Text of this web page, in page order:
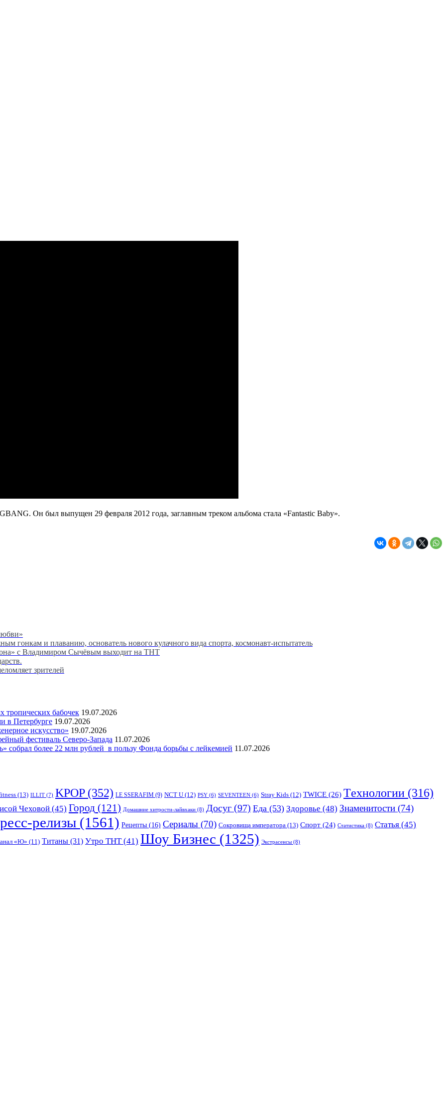
Он был выпущен 29 февраля 2012 года, заглавным треком альбома стала «Fantastic Baby».
гонкам и плаванию, основатель нового кулачного вида спорта, космонавт-испытатель
с Владимиром Сычёвым выходит на ТНТ
зрителей
бабочек 19.07.2026
в Петербурге 19.07.2026
искусство» 19.07.2026
фестиваль Северо-Запада 11.07.2026
собрал более 22 млн рублей в пользу Фонда борьбы с лейкемией 11.07.2026
(13) ILLIT (7) KPOP(352) LE SSERAFIM (9) NCT U (12) PSY (6) SEVENTEEN (6) Stray Kids (12) TWICE (26) Tехнологии (316)
Чеховой (45) Город (121) Домашние хитрости-лайвхаки (8) Досуг (97) Еда (53) Здоровье (48) Знаменитости (74)
релизы (1561) Рецепты (16) Сериалы (70) Сокровища императора (13) Спорт (24) Статистика (8) Статья (45)
«Ю» (11) Титаны (31) Утро ТНТ(41) Шоу Бизнес (1325) Экстрасенсы (8)